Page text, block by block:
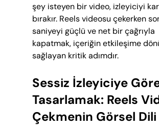
şey isteyen bir video, izleyiciyi
bırakır. Reels videosu çekerken
saniyeyi güçlü ve net bir çağrıyla
kapatmak, içeriğin etkileşime
sağlayan kritik adımdır.
Sessiz İzleyiciye
Tasarlamak: Reels
Çekmenin Görsel Dili